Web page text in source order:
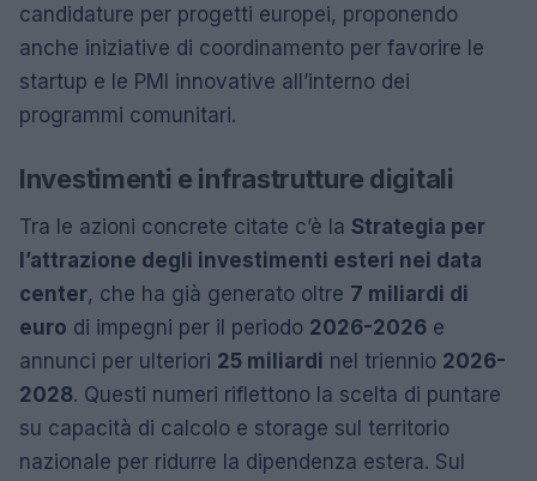
candidature per progetti europei, proponendo
anche iniziative di coordinamento per favorire le
startup e le PMI innovative all’interno dei
programmi comunitari.
Investimenti e infrastrutture digitali
Tra le azioni concrete citate c’è la Strategia per
l’attrazione degli investimenti esteri nei data
center, che ha già generato oltre 7 miliardi di
euro di impegni per il periodo 2026-2026 e
annunci per ulteriori 25 miliardi nel triennio 2026-
2028. Questi numeri riflettono la scelta di puntare
su capacità di calcolo e storage sul territorio
nazionale per ridurre la dipendenza estera. Sul